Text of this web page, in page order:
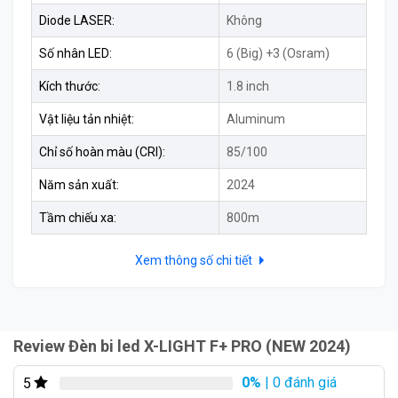
Module LED X-Light F+ Pro (New 2024) thuộc dòng
sản phẩm dành cho xe chóa hẹp. Chính vì thế, sản
phần tinh gọn nhưng hệ thống chiếu sáng vẫn được
nâng cấp vượt trội mang đến chất lượng ánh sáng tốt
nhất cho người dùng.
Diode LASER: Không
Số nhân LED: 6 (Big) +3 (Osram)
Kích thước: 1.8 inch
Vật liệu tản nhiệt: Aluminum
Chỉ số hoàn màu (CRI): 85/100
Năm sản xuất: 2024
Tầm chiếu xa: 800m
Xem thông số chi tiết
Review Đèn bi led X-LIGHT F+ PRO (NEW 2024)
5 0% | 0 đánh giá